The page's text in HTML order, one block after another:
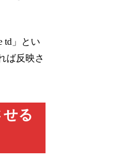
td」とい
ば反映さ
る